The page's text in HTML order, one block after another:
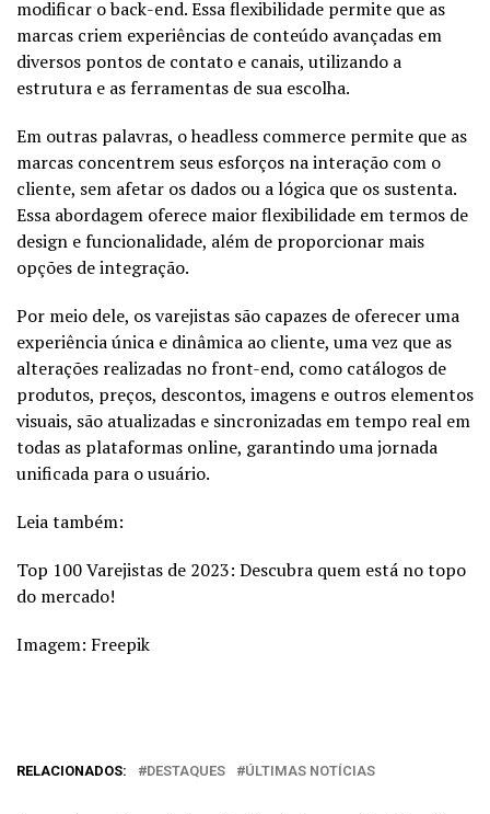
modificar o back-end. Essa flexibilidade permite que as
marcas criem experiências de conteúdo avançadas em
diversos pontos de contato e canais, utilizando a
estrutura e as ferramentas de sua escolha.
Em outras palavras, o headless commerce permite que as
marcas concentrem seus esforços na interação com o
cliente, sem afetar os dados ou a lógica que os sustenta.
Essa abordagem oferece maior flexibilidade em termos de
design e funcionalidade, além de proporcionar mais
opções de integração.
Por meio dele, os varejistas são capazes de oferecer uma
experiência única e dinâmica ao cliente, uma vez que as
alterações realizadas no front-end, como catálogos de
produtos, preços, descontos, imagens e outros elementos
visuais, são atualizadas e sincronizadas em tempo real em
todas as plataformas online, garantindo uma jornada
unificada para o usuário.
Leia também:
Top 100 Varejistas de 2023: Descubra quem está no topo
do mercado!
Imagem: Freepik
RELACIONADOS: DESTAQUES ÚLTIMAS NOTÍCIAS